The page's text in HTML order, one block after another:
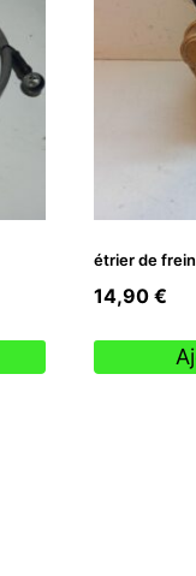
étrier de
14,90 €